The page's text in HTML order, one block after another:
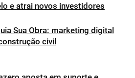
e atrai novos investidores
Sua Obra: marketing digital
civil